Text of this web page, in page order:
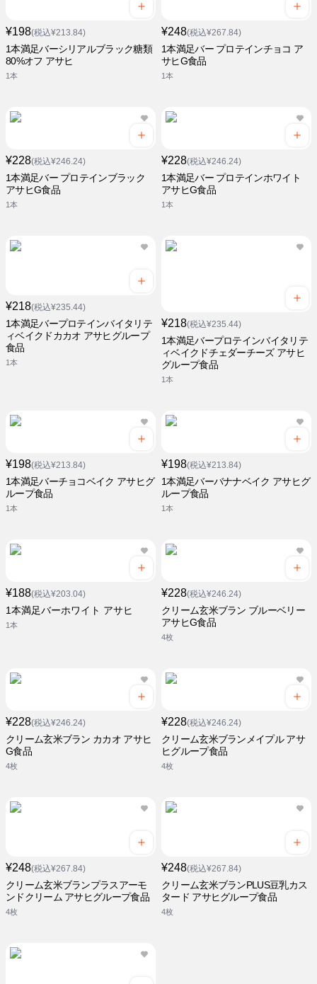
¥198(税込¥213.84)
1本満足バーシリアルブラック糖類
80%オフ アサヒ
1本
¥248(税込¥267.84)
1本満足バー プロテインチョコ ア
サヒG食品
1本
¥228(税込¥246.24)
1本満足バー プロテインブラック
アサヒG食品
1本
¥228(税込¥246.24)
1本満足バー プロテインホワイト
アサヒG食品
1本
¥218(税込¥235.44)
1本満足バープロテインバイタリテ
ィベイクドカカオ アサヒグループ
食品
1本
¥218(税込¥235.44)
1本満足バープロテインバイタリテ
ィベイクドチェダーチーズ アサヒ
グループ食品
1本
¥198(税込¥213.84)
1本満足バーチョコベイク アサヒグ
ループ食品
1本
¥198(税込¥213.84)
1本満足バーバナナベイク アサヒグ
ループ食品
1本
¥188(税込¥203.04)
1本満足バーホワイト アサヒ
1本
¥228(税込¥246.24)
クリーム玄米ブラン ブルーベリー
アサヒG食品
4枚
¥228(税込¥246.24)
クリーム玄米ブラン カカオ アサヒ
G食品
4枚
¥228(税込¥246.24)
クリーム玄米ブランメイプル アサ
ヒグループ食品
4枚
¥248(税込¥267.84)
クリーム玄米ブランプラスアーモ
ンドクリーム アサヒグループ食品
4枚
¥248(税込¥267.84)
クリーム玄米ブランPLUS豆乳カス
タード アサヒグループ食品
4枚